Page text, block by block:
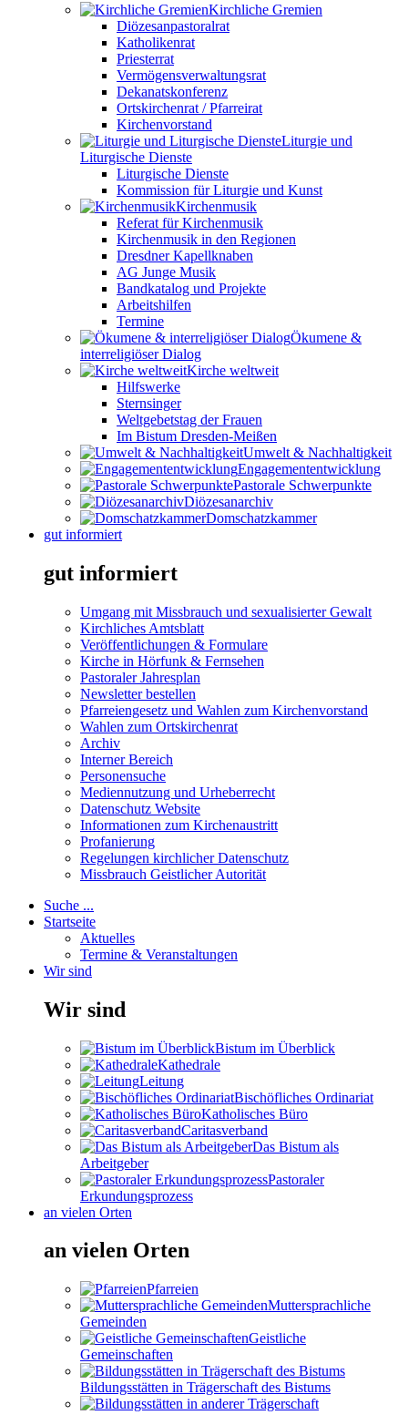
Kirchliche Gremien
Diözesanpastoralrat
Katholikenrat
Priesterrat
Vermögensverwaltungsrat
Dekanatskonferenz
Ortskirchenrat / Pfarreirat
Kirchenvorstand
Liturgie und
Liturgische Dienste
Liturgische Dienste
Kommission für Liturgie und Kunst
Kirchenmusik
Referat für Kirchenmusik
Kirchenmusik in den Regionen
Dresdner Kapellknaben
AG Junge Musik
Bandkatalog und Projekte
Arbeitshilfen
Termine
Ökumene &
interreligiöser Dialog
Kirche weltweit
Hilfswerke
Sternsinger
Weltgebetstag der Frauen
Im Bistum Dresden-Meißen
Umwelt & Nachhaltigkeit
Engagemententwicklung
Pastorale Schwerpunkte
Diözesanarchiv
Domschatzkammer
gut informiert
gut informiert
Umgang mit Missbrauch und sexualisierter Gewalt
Kirchliches Amtsblatt
Veröffentlichungen & Formulare
Kirche in Hörfunk & Fernsehen
Pastoraler Jahresplan
Newsletter bestellen
Pfarreiengesetz und Wahlen zum Kirchenvorstand
Wahlen zum Ortskirchenrat
Archiv
Interner Bereich
Personensuche
Mediennutzung und Urheberrecht
Datenschutz Website
Informationen zum Kirchenaustritt
Profanierung
Regelungen kirchlicher Datenschutz
Missbrauch Geistlicher Autorität
Suche ...
Startseite
Aktuelles
Termine & Veranstaltungen
Wir sind
Wir sind
Bistum im Überblick
Kathedrale
Leitung
Bischöfliches Ordinariat
Katholisches Büro
Caritasverband
Das Bistum als
Arbeitgeber
Pastoraler
Erkundungsprozess
an vielen Orten
an vielen Orten
Pfarreien
Muttersprachliche
Gemeinden
Geistliche
Gemeinschaften
Bildungsstätten in Trägerschaft des Bistums